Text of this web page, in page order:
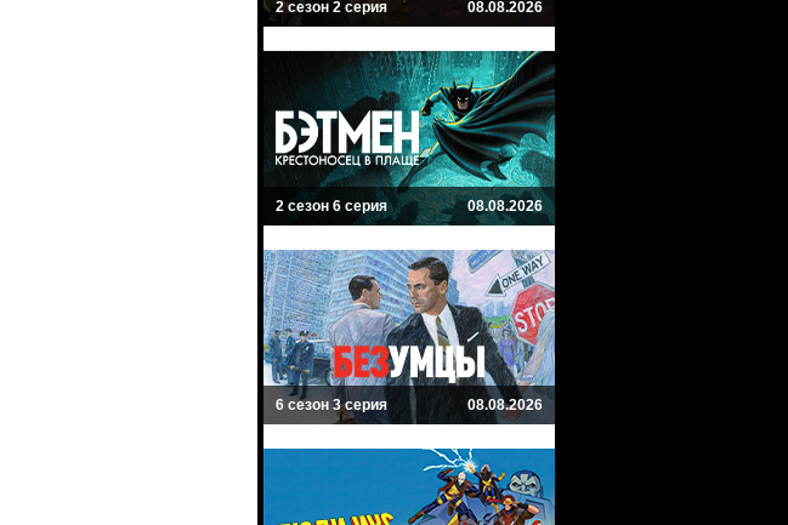
2 сезон 2 серия 08.08.2026
2 сезон 6 серия 08.08.2026
6 сезон 3 серия 08.08.2026